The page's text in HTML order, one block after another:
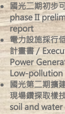
國光二期初步
phase II
report
電力設施採行
計畫書 /
Power
Low-pollution
國光第二期擴
現場鑽探取樣
soil and